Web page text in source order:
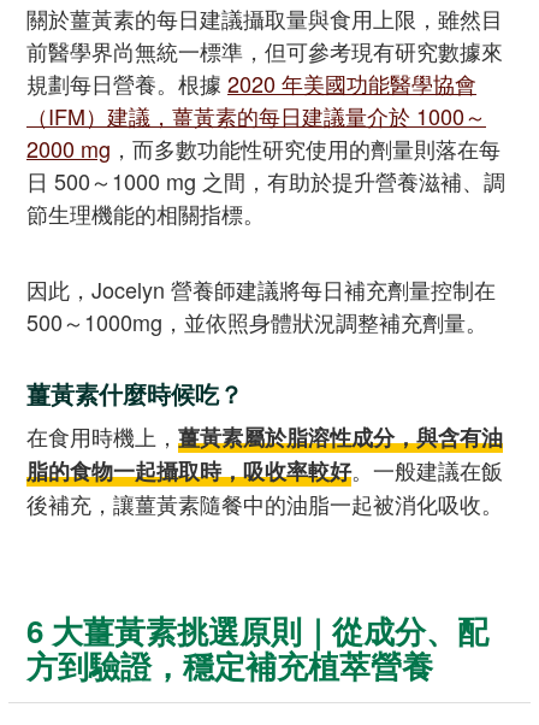
關於薑黃素的每日建議攝取量與食用上限，雖然目
前醫學界尚無統一標準，但可參考現有研究數據來
規劃每日營養。根據 2020 年美國功能醫學協會
（IFM）建議，薑黃素的每日建議量介於 1000～
2000 mg ，而多數功能性研究使用的劑量則落在每
日 500～1000 mg 之間，有助於提升營養滋補、調
節生理機能的相關指標。
因此，Jocelyn 營養師建議將每日補充劑量控制在
500～1000mg，並依照身體狀況調整補充劑量。
薑黃素什麼時候吃？
在食用時機上， 薑黃素屬於脂溶性成分，與含有油
脂的食物一起攝取時，吸收率較好。一般建議在飯
後補充，讓薑黃素隨餐中的油脂一起被消化吸收。
6 大薑黃素挑選原則｜從成分、配
方到驗證，穩定補充植萃營養